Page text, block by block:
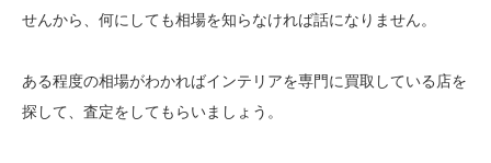
せんから、何にしても相場を知らなければ話になりません。
ある程度の相場がわかればインテリアを専門に買取している店を
探して、査定をしてもらいましょう。